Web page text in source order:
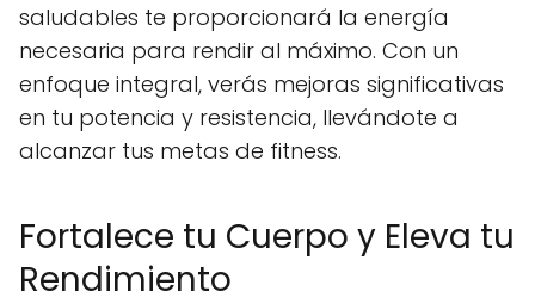
saludables te proporcionará la energía
necesaria para rendir al máximo. Con un
enfoque integral, verás mejoras significativas
en tu potencia y resistencia, llevándote a
alcanzar tus metas de fitness.
Fortalece tu Cuerpo y Eleva tu
Rendimiento